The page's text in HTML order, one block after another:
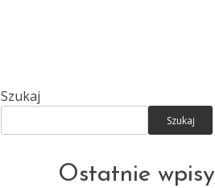
Szukaj
Szukaj
Ostatnie wpisy